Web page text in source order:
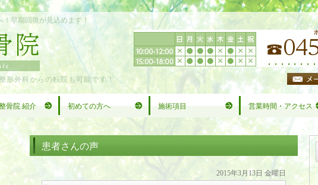
早期回復が見込めます！
形外科からの転院も可能です！
骨院 紹介 初めての方へ 施術項目 営業時間・アクセス
患者さんの声
2015年3月13日 金曜日